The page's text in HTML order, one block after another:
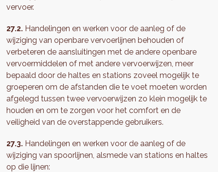
vervoer.
27.2. Handelingen en werken voor de aanleg of de
wijziging van openbare vervoerlijnen behouden of
verbeteren de aansluitingen met de andere openbare
vervoermiddelen of met andere vervoerwijzen, meer
bepaald door de haltes en stations zoveel mogelijk te
groeperen om de afstanden die te voet moeten worden
afgelegd tussen twee vervoerwijzen zo klein mogelijk te
houden en om te zorgen voor het comfort en de
veiligheid van de overstappende gebruikers.
27.3. Handelingen en werken voor de aanleg of de
wijziging van spoorlijnen, alsmede van stations en haltes
op die lijnen: